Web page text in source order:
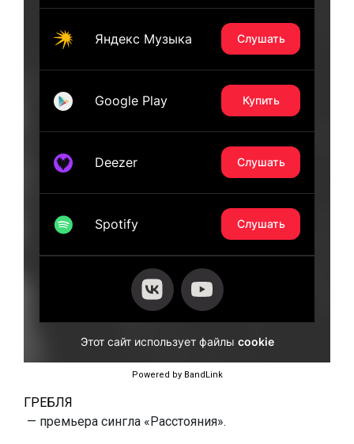
Powered by BandLink
ГРЕБЛЯ
— премьера сингла «Расстояния».